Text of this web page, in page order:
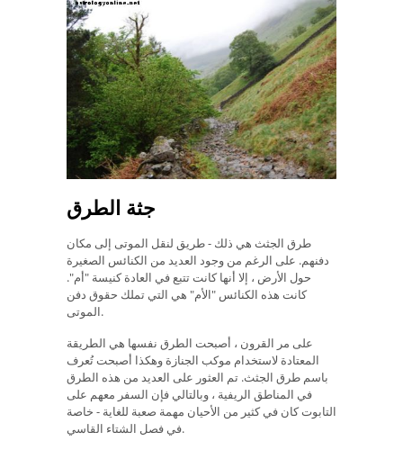
جثة الطرق
طرق الجثث هي ذلك - طريق لنقل الموتى إلى مكان
دفنهم. على الرغم من وجود العديد من الكنائس الصغيرة
حول الأرض ، إلا أنها كانت تتبع في العادة كنيسة "أم".
كانت هذه الكنائس "الأم" هي التي تملك حقوق دفن
الموتى.
على مر القرون ، أصبحت الطرق نفسها هي الطريقة
المعتادة لاستخدام موكب الجنازة وهكذا أصبحت تُعرف
باسم طرق الجثث. تم العثور على العديد من هذه الطرق
في المناطق الريفية ، وبالتالي فإن السفر معهم على
التابوت كان في كثير من الأحيان مهمة صعبة للغاية - خاصة
في فصل الشتاء القاسي.